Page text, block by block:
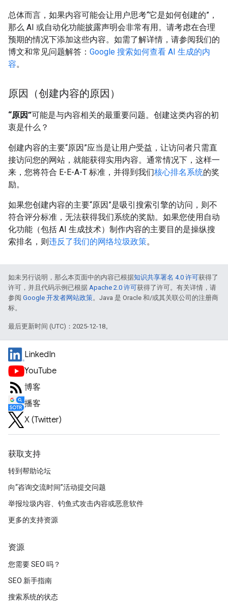
总体而言，如果内容可能会让用户思考“它是如何创建的”，
那么 AI 或自动化功能披露声明会非常有用。请考虑在合理
预期的情况下添加这些内容。如需了解详情，请参阅我们的
博文和常见问题解答： Google 搜索如何查看 AI 生成的内
容。
原因（创建内容的原因）
“原因”可能是与内容相关的最重要问题。创建这类内容的初
衷是什么？
创建内容的主要“原因”应当是让用户受益，让访问者只需直
接访问您的网站，就能获得实用内容。通常情况下，这样一
来，您将符合 E-E-A-T 标准，并得到我们核心排名系统的奖
励。
如果您创建内容的主要“原因”是吸引搜索引擎的访问，则不
符合评分标准，无法获得我们系统的奖励。如果您使用自动
化功能（包括 AI 生成技术）制作内容的主要目的是操纵搜
索排名，则违反了我们的网络垃圾政策。
如未另行说明，那么本页面中的内容已根据知识共享署名 4.0 许可获得了
许可，并且代码示例已根据 Apache 2.0 许可获得了许可。有关详情，请
参阅 Google 开发者网站政策。Java 是 Oracle 和/或其关联公司的注册商
标。
最后更新时间 (UTC)：2025-12-18。
LinkedIn
YouTube
博客
播客
X (Twitter)
获取支持
转到帮助论坛
向“咨询交流时间”活动提交问题
举报垃圾内容、钓鱼式攻击内容或恶意软件
更多的支持资源
资源
您需要 SEO 吗？
SEO 新手指南
搜索系统的状态